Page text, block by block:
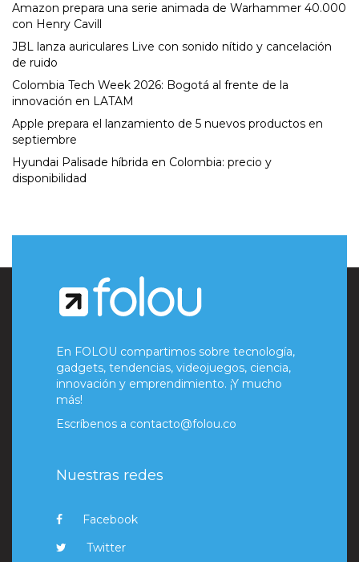
Amazon prepara una serie animada de Warhammer 40.000
con Henry Cavill
JBL lanza auriculares Live con sonido nítido y cancelación
de ruido
Colombia Tech Week 2026: Bogotá al frente de la
innovación en LATAM
Apple prepara el lanzamiento de 5 nuevos productos en
septiembre
Hyundai Palisade híbrida en Colombia: precio y
disponibilidad
En FOLOU compartimos sobre tecnología,
gadgets, tendencias, videojuegos, ciencia,
innovación y emprendimiento. ¡Y mucho
más!
Escríbenos a contacto@folou.co
Nuestras redes
Facebook
Twitter